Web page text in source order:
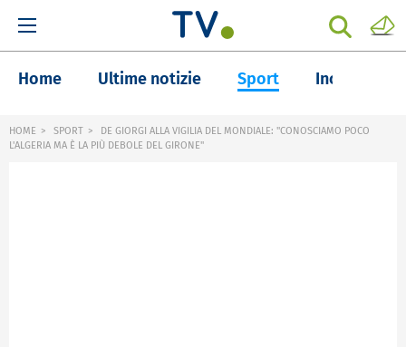
Home Ultime notizie Sport Inchieste
HOME SPORT
DE GIORGI ALLA VIGILIA DEL MONDIALE: "CONOSCIAMO POCO
L'ALGERIA MA È LA PIÙ DEBOLE DEL GIRONE"